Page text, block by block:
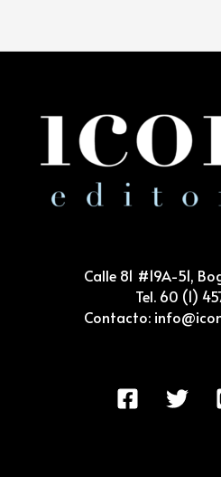
Calle 81 #19A-51,
Tel. 60 (1)
Contacto: